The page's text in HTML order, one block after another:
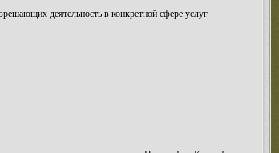
деятельность в конкретной сфере услуг.